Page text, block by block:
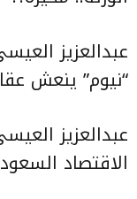
عبدالعزيز
“نيوم” ينعش
عبدالعزيز
الاقتصاد